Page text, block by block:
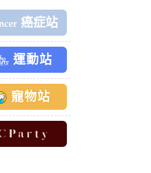
癌症站
運動站
寵物站